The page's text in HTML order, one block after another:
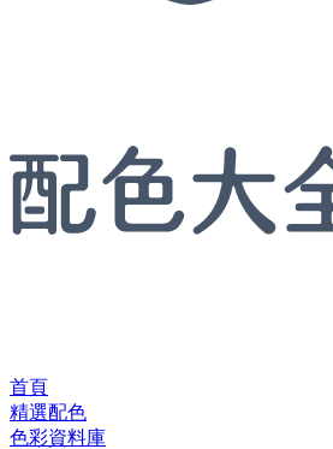
首頁
精選配色
色彩資料庫